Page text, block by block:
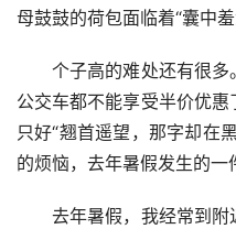
母鼓鼓的荷包面临着“囊中羞
个子高的难处还有很多
公交车都不能享受半价优
只好“翘首遥望，那字却在
的烦恼，去年暑假发生的一
去年暑假，我经常到附